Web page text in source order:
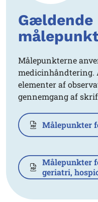
Gældende
Målepunkterne
medicinhåndtering.
elementer af
gennemgang af
Målepunkter
Målepunkter
geriatri,